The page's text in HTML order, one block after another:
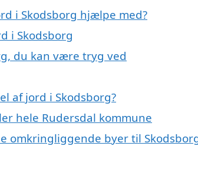
i Skodsborg hjælpe med?
i Skodsborg
du kan være tryg ved
af jord i Skodsborg?
hele Rudersdal kommune
omkringliggende byer til